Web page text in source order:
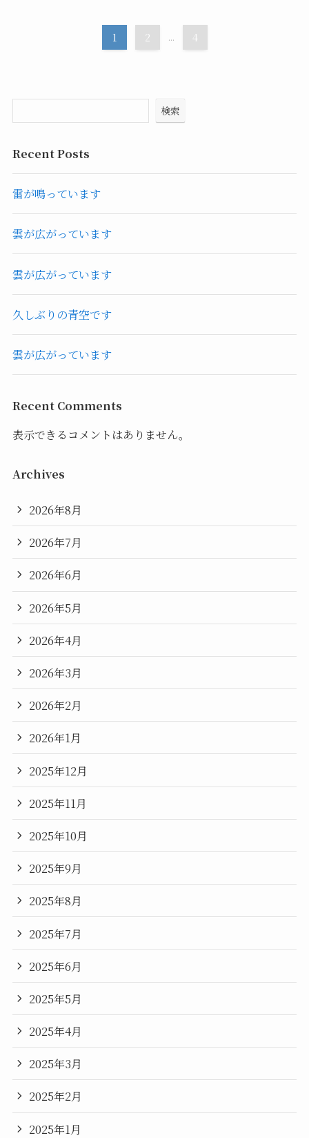
1 2 ... 4
検索
Recent Posts
雷が鳴っています
雲が広がっています
雲が広がっています
久しぶりの青空です
雲が広がっています
Recent Comments
表示できるコメントはありません。
Archives
2026年8月
2026年7月
2026年6月
2026年5月
2026年4月
2026年3月
2026年2月
2026年1月
2025年12月
2025年11月
2025年10月
2025年9月
2025年8月
2025年7月
2025年6月
2025年5月
2025年4月
2025年3月
2025年2月
2025年1月